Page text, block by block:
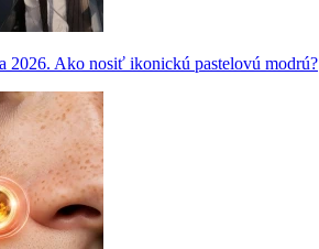
2026. Ako nosiť ikonickú pastelovú modrú?